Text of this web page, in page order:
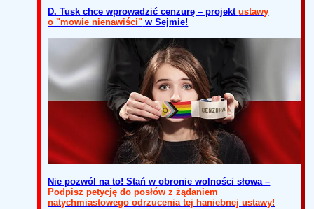
D. Tusk chce wprowadzić cenzurę – projektustawy
o "mowie nienawiści" w Sejmie!
Nie pozwól na to! Stań w obronie wolności słowa –
Podpisz petycję do posłów z żądaniem
natychmiastowego odrzucenia tej haniebnej ustawy!